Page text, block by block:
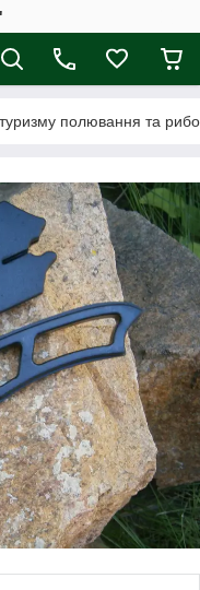
полювання та